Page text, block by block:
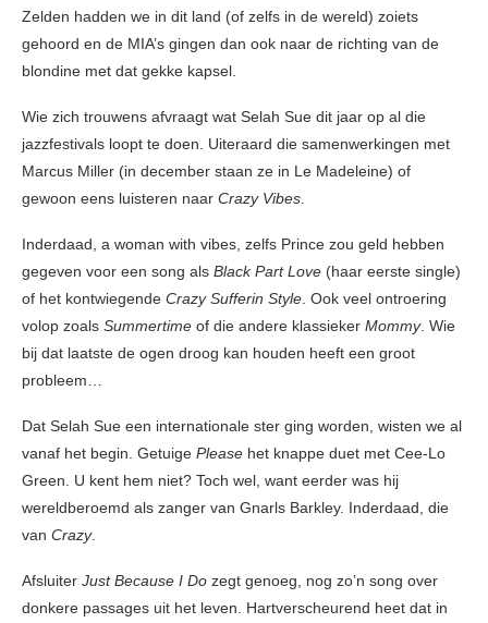
Zelden hadden we in dit land (of zelfs in de wereld) zoiets
gehoord en de MIA’s gingen dan ook naar de richting van de
blondine met dat gekke kapsel.
Wie zich trouwens afvraagt wat Selah Sue dit jaar op al die
jazzfestivals loopt te doen. Uiteraard die samenwerkingen met
Marcus Miller (in december staan ze in Le Madeleine) of
gewoon eens luisteren naar Crazy Vibes
Inderdaad, a woman with vibes, zelfs Prince zou geld hebben
gegeven voor een song als Black Part Love (haar eerste single)
of het kontwiegende Crazy Sufferin Style . Ook veel ontroering
volop zoals Summertime of die andere klassieker Mommy. Wie
bij dat laatste de ogen droog kan houden heeft een groot
probleem…
Dat Selah Sue een internationale ster ging worden, wisten we al
vanaf het begin. Getuige Please het knappe duet met Cee-Lo
Green. U kent hem niet? Toch wel, want eerder was hij
wereldberoemd als zanger van Gnarls Barkley. Inderdaad, die
van Crazy.
Afsluiter Just Because I Do zegt genoeg, nog zo’n song over
donkere passages uit het leven. Hartverscheurend heet dat in